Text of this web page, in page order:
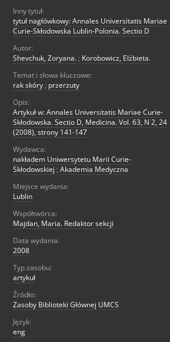
Inny tytuł:
tytuł nagłówkowy: Annales Universitatis Mariae
Curie-Skłodowska Lublin-Polonia. Sectio D
Autor:
Shevchuk, Zoryana. ; Korobowicz, Elżbieta.
Temat i słowa kluczowe:
rak skóry ; przerzuty
Opis:
Artykuł w: Annales Universitatis Mariae Curie-
Skłodowska. Sectio D, Medicina. Vol. 63, N 2, 24
(2008), strony 141-147
Wydawca:
nakładem Uniwersytetu Marii Curie-
Skłodowskiej ; Akademia Medyczna
Miejsce wydania:
Lublin
Współtwórca:
Majdan, Maria. Redaktor sekcji
Data wydania:
2008
Typ zasobu:
artykuł
Źródło:
Zasoby Biblioteki Głównej UMCS
Język:
eng